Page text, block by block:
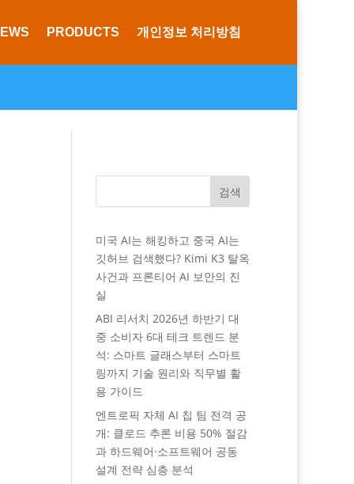
PRODUCTS 개인정보 처리방침
검색
미국 AI는 해킹하고 중국 AI는
깃허브 검색했다? Kimi K3 탈옥
사건과 프론티어 AI 보안의 진
실
ABI 리서치 2026년 하반기 대
중 소비자 6대 테크 트렌드 분
석: 스마트 글래스부터 스마트
링까지 기술 원리와 직무별 활
용 가이드
엔트로픽 자체 AI 칩 팀 전격 공
개: 클로드 추론 비용 50% 절감
과 하드웨어·소프트웨어 공동
설계 전략 심층 분석